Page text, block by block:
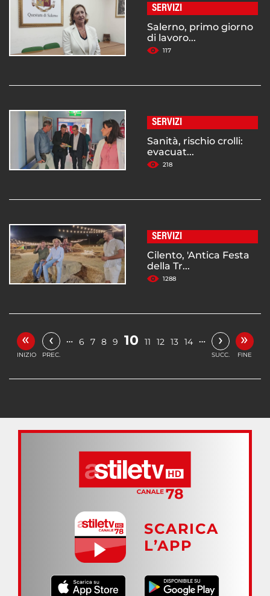
SERVIZI
Salerno, primo giorno
di lavoro...
117
SERVIZI
Sanità, rischio crolli:
evacuat...
218
SERVIZI
Cilento, 'Antica Festa
della Tr...
1288
«
INIZIO
‹
PREC.
… 6 7 8 9 10 11 12 13 14 … ›
SUCC.
»
FINE
SCARICA
L’APP